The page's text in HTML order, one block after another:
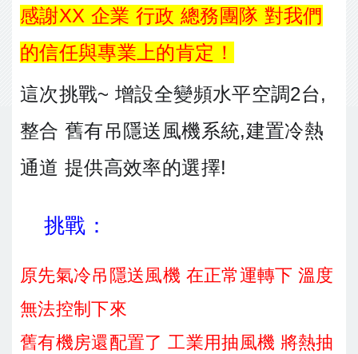
感謝XX 企業 行政 總務團隊 對我們
的信任與專業上的肯定！
這次挑戰~ 增設全變頻水平空調2台,
整合 舊有吊隱送風機系統,建置冷熱
通道 提供高效率的選擇!
挑戰：
原先氣冷吊隱送風機 在正常運轉下 溫度
無法控制下來
舊有機房還配置了 工業用抽風機 將熱抽